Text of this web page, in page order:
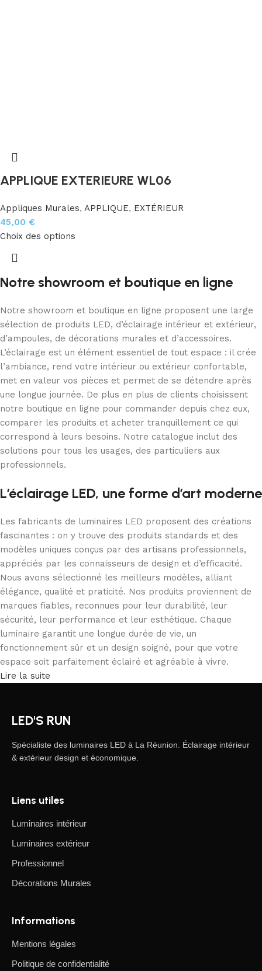
APPLIQUE EXTERIEURE WL06
Appliques Murales, APPLIQUE, EXTÉRIEUR
45,00 €
Choix des options
Notre showroom et boutique en ligne
Notre showroom et boutique en ligne proposent une large
sélection de produits LED, d’éclairage intérieur et extérieur,
d’ampoules, de décorations murales et d’accessoires.
L’éclairage est un élément essentiel de tout espace : il crée
l’ambiance, rend votre intérieur ou extérieur confortable,
met en valeur vos pièces et permet de se détendre après
une longue journée. De plus en plus de clients choisissent
notre boutique en ligne pour commander depuis chez eux,
comparer les produits et acheter tranquillement ce qui
correspond à leurs besoins. Notre catalogue inclut des
solutions pour tous les usages, des particuliers aux
professionnels.
L’éclairage LED, une forme d’art moderne
Les fabricants de luminaires LED proposent des créations
fascinantes : on y trouve des produits standards et des
modèles uniques conçus par des artisans professionnels,
appréciés par les connaisseurs de design et d’efficacité.
Nous avons sélectionné les meilleurs modèles, alliant
élégance, qualité et praticité. Nos produits proviennent de
marques fiables, reconnues pour leur durabilité, leur
sécurité, leur performance et leur esthétique. Chaque
luminaire garantit une longue durée de vie, un
fonctionnement sûr et un design soigné, pour que votre
espace soit parfaitement éclairé et agréable à vivre.
Lire la suite
LED'S RUN
Spécialiste des luminaires LED à La Réunion. Éclairage intérieur
& extérieur design et économique.
Liens utiles
Luminaires intérieur
Luminaires extérieur
Professionnel
Décorations Murales
Informations
Mentions légales
Politique de confidentialité